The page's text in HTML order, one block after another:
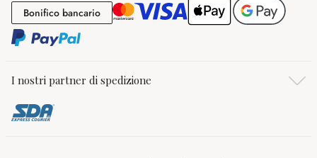
Bonifico bancarioBonifico bancario
I nostri partner di spedizione